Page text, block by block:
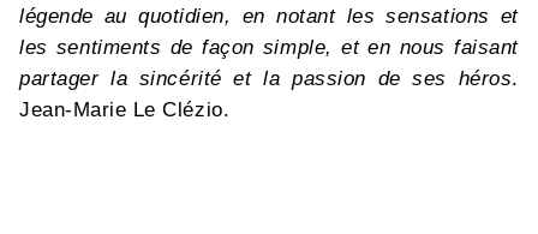
légende au quotidien, en notant les sensations et
les sentiments de façon simple, et en nous faisant
partager la sincérité et la passion de ses héros.
Jean-Marie Le Clézio.